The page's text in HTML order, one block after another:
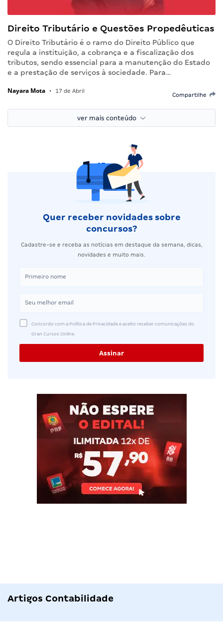
Direito Tributário e Questões Propedêuticas
O Direito Tributário é o ramo do Direito Público que
regula a instituição, a cobrança e a fiscalização dos
tributos, sendo essencial para a manutenção do Estado
e a prestação de serviços à sociedade. Para…
Nayara Mota • 17 de Abril
Compartilhe
ver mais conteúdo
Quer receber novidades sobre
concursos?
Cadastre-se e receba as notícias em destaque da semana, dicas,
novidades e muito mais.
Concordo com a Política de Privacidade e aceito receber comunicações do
Gran Cursos Online.
Artigos Contabilidade